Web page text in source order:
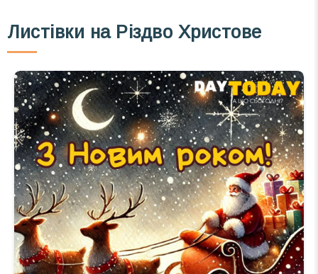
Листівки на Різдво Христове